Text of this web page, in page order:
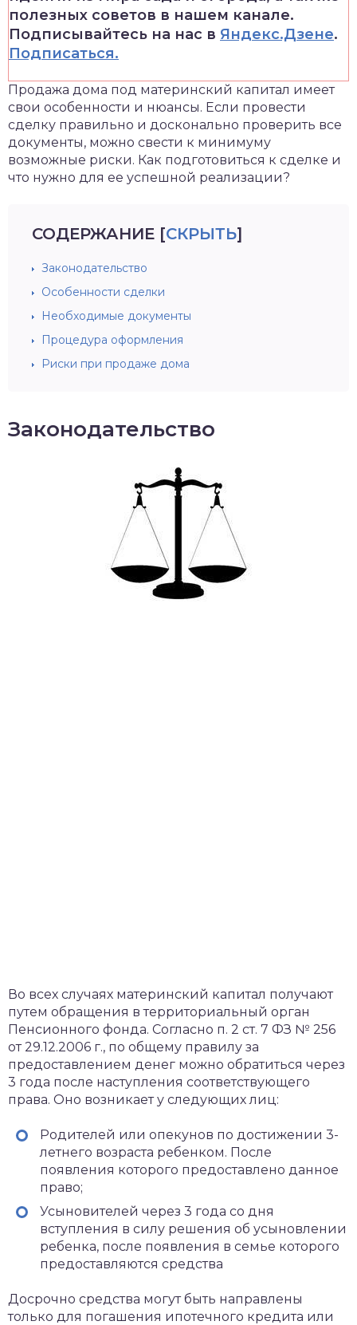
полезных советов в нашем канале.
Подписывайтесь на нас в Яндекс.Дзене.
Подписаться.
Продажа дома под материнский капитал имеет
свои особенности и нюансы. Если провести
сделку правильно и досконально проверить все
документы, можно свести к минимуму
возможные риски. Как подготовиться к сделке и
что нужно для ее успешной реализации?
СОДЕРЖАНИЕ [СКРЫТЬ]
Законодательство
Особенности сделки
Необходимые документы
Процедура оформления
Риски при продаже дома
Законодательство
Во всех случаях материнский капитал получают
путем обращения в территориальный орган
Пенсионного фонда. Согласно п. 2 ст. 7 ФЗ № 256
от 29.12.2006 г., по общему правилу за
предоставлением денег можно обратиться через
3 года после наступления соответствующего
права. Оно возникает у следующих лиц:
Родителей или опекунов по достижении 3-
летнего возраста ребенком. После
появления которого предоставлено данное
право;
Усыновителей через 3 года со дня
вступления в силу решения об усыновлении
ребенка, после появления в семье которого
предоставляются средства
Досрочно средства могут быть направлены
только для погашения ипотечного кредита или